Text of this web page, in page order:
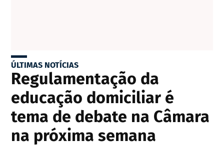
ÚLTIMAS NOTÍCIAS
Regulamentação da
educação domiciliar é
tema de debate na Câmara
na próxima semana